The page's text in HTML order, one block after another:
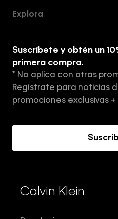
Tiendas
Aviso de privacidad
Términos y Condiciones
Explora
Suscríbete y obtén un
primera compra.
* No aplica con otras
Regístrate para noticias
promociones exclusivas
Calvin Klein